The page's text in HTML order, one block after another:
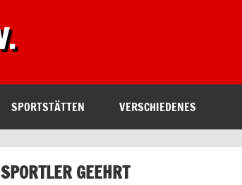
SPORTSTÄTTEN VERSCHIEDENES
GEEHRT